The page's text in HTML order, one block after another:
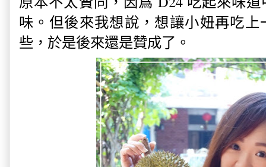
味。但後來我想說，想讓小妞再吃
些，於是後來還是贊成了。